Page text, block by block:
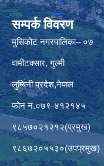
सम्पर्क विवरण
मुसिकोट नगरपालिका– ०७
वामीटक्सार, गुल्मी
लुम्बिनी प्रदेश,नेपाल
फोन नं.०७९-४१२१४५
९८५७०२१२१२(प्रमुख)
९८६७२०५५३०(उपप्रमुख)